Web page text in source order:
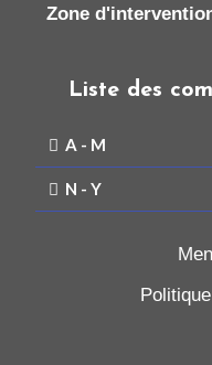
Zone
Liste des
A - M
N - Y